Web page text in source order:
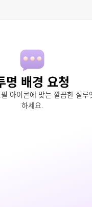
명 배경 요청
아이콘에 맞는 깔끔한 실루
하세요.